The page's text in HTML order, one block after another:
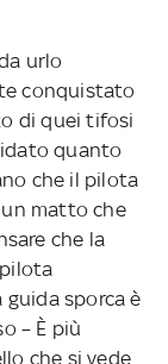
urlo
conquistato
di quei tifosi
quanto
che il pilota
matto che
che la
sporca è
– È più
che si vede